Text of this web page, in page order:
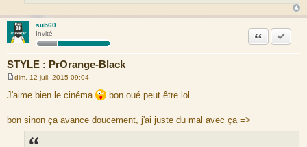
sub60
Invité
STYLE : PrOrange-Black
Citation
e
s
g
dim. 12 juil. 2015 09:04
J'aime bien le cinéma bon oué peut être lol
bon sinon ça avance doucement, j'ai juste du mal avec ça =>